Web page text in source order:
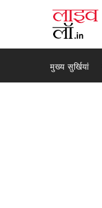
मुख्य सुर्खियां